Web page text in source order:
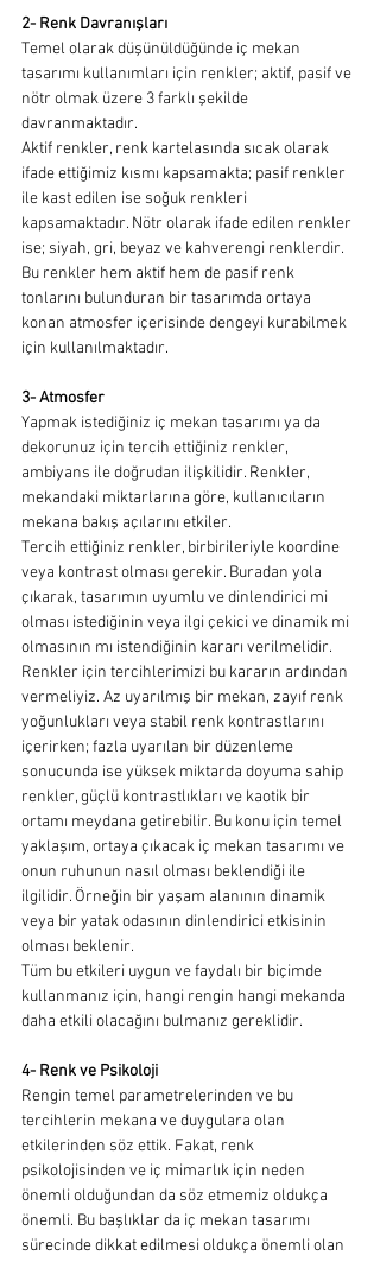
2- Renk Davranışları
Temel olarak düşünüldüğünde iç mekan
tasarımı kullanımları için renkler; aktif, pasif ve
nötr olmak üzere 3 farklı şekilde
davranmaktadır.
Aktif renkler, renk kartelasında sıcak olarak
ifade ettiğimiz kısmı kapsamakta; pasif renkler
ile kast edilen ise soğuk renkleri
kapsamaktadır. Nötr olarak ifade edilen renkler
ise; siyah, gri, beyaz ve kahverengi renklerdir.
Bu renkler hem aktif hem de pasif renk
tonlarını bulunduran bir tasarımda ortaya
konan atmosfer içerisinde dengeyi kurabilmek
için kullanılmaktadır.
3- Atmosfer
Yapmak istediğiniz iç mekan tasarımı ya da
dekorunuz için tercih ettiğiniz renkler,
ambiyans ile doğrudan ilişkilidir. Renkler,
mekandaki miktarlarına göre, kullanıcıların
mekana bakış açılarını etkiler.
Tercih ettiğiniz renkler, birbirileriyle koordine
veya kontrast olması gerekir. Buradan yola
çıkarak, tasarımın uyumlu ve dinlendirici mi
olması istediğinin veya ilgi çekici ve dinamik mi
olmasının mı istendiğinin kararı verilmelidir.
Renkler için tercihlerimizi bu kararın ardından
vermeliyiz. Az uyarılmış bir mekan, zayıf renk
yoğunlukları veya stabil renk kontrastlarını
içerirken; fazla uyarılan bir düzenleme
sonucunda ise yüksek miktarda doyuma sahip
renkler, güçlü kontrastlıkları ve kaotik bir
ortamı meydana getirebilir. Bu konu için temel
yaklaşım, ortaya çıkacak iç mekan tasarımı ve
onun ruhunun nasıl olması beklendiği ile
ilgilidir. Örneğin bir yaşam alanının dinamik
veya bir yatak odasının dinlendirici etkisinin
olması beklenir.
Tüm bu etkileri uygun ve faydalı bir biçimde
kullanmanız için, hangi rengin hangi mekanda
daha etkili olacağını bulmanız gereklidir.
4- Renk ve Psikoloji
Rengin temel parametrelerinden ve bu
tercihlerin mekana ve duygulara olan
etkilerinden söz ettik. Fakat, renk
psikolojisinden ve iç mimarlık için neden
önemli olduğundan da söz etmemiz oldukça
önemli. Bu başlıklar da iç mekan tasarımı
sürecinde dikkat edilmesi oldukça önemli olan